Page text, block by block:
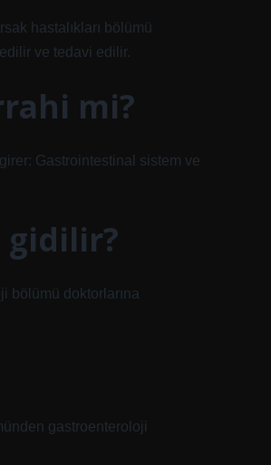
hastalıkları bölümü
ve tedavi edilir.
mi?
Gastrointestinal sistem ve
gidilir?
bölümü doktorlarına
gastroenteroloji